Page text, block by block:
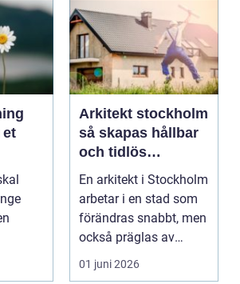
et
Arkitekt stockholm
så skapas hållbar
och tidlös
arkitektur i
huvudstaden
En arkitekt i Stockholm
arbetar i en stad som
förändras snabbt, men
också präglas av
starka historis...
01 juni 2026